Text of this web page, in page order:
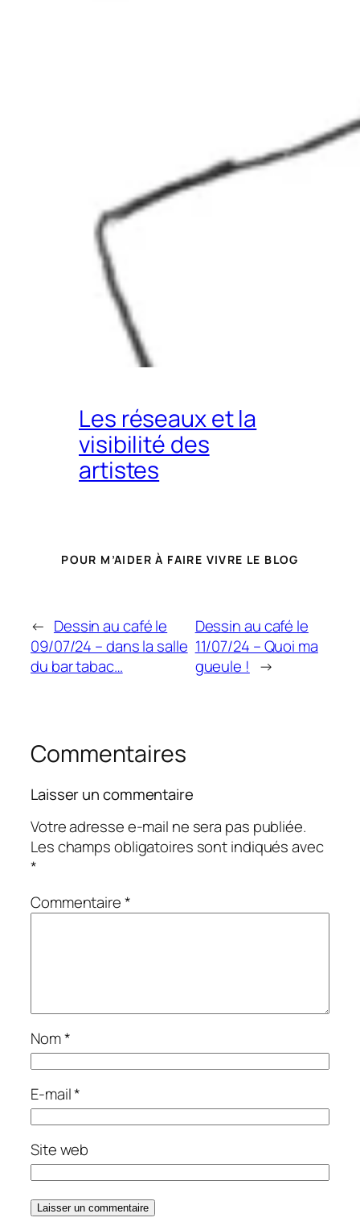
Les réseaux et la
visibilité des
artistes
POUR M’AIDER À FAIRE VIVRE LE BLOG
← Dessin au café le
09/07/24 – dans la salle
du bar tabac…
Dessin au café le
11/07/24 – Quoi ma
gueule ! →
Commentaires
Laisser un commentaire
Votre adresse e-mail ne sera pas publiée.
Les champs obligatoires sont indiqués avec
*
Commentaire*
Nom*
E-mail*
Site web